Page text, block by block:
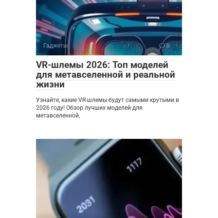
Гаджеты 0
VR-шлемы 2026: Топ моделей
для метавселенной и реальной
жизни
Узнайте, какие VR-шлемы будут самыми крутыми в
2026 году! Обзор лучших моделей для
метавселенной,